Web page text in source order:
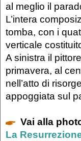
al meglio il
L’intera
tomba, con i
verticale
A sinistra il
primavera, al
nell’atto di
appoggiata sul
Vai alla
La